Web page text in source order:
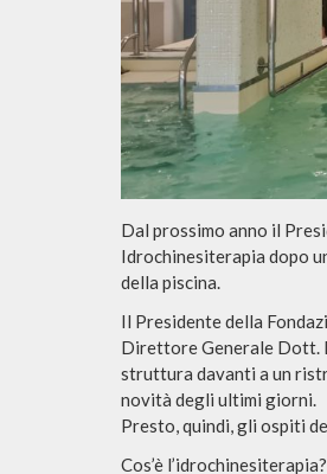
Dal prossimo anno il
Idrochinesiterapia dopo
della piscina.
Il Presidente della
Direttore Generale Dott.
struttura davanti a un
novità degli ultimi giorni.
Presto, quindi, gli ospiti
Cos’è l’idrochinesiterapia?